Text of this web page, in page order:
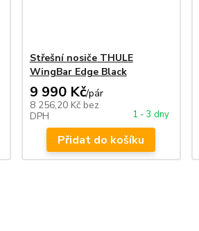
Střešní nosiče THULE
WingBar Edge Black
9 990 Kč/pár
8 256,20 Kč bez
DPH
1 - 3 dny
Přidat do košíku